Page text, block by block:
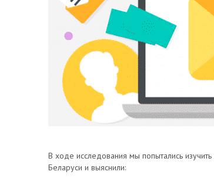
В ходе исследования мы попытались изучить
Беларуси и выяснили: